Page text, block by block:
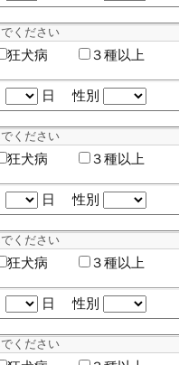
狂犬病 ３種以上
日 性別
狂犬病 ３種以上
日 性別
狂犬病 ３種以上
日 性別